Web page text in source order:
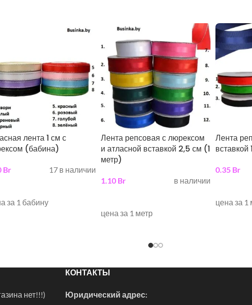
лента 1 см с
(бабина)
Br 17 в наличии
за 1 бабину
Лента репсовая с люрексом
и атласной вставкой 2,5 см (1
метр)
1.10 Br в наличии
цена за 1 метр
Лента
вставкой
0.35 Br
цена за 1
нет!!!)
КОНТАКТЫ
Юридический адрес: